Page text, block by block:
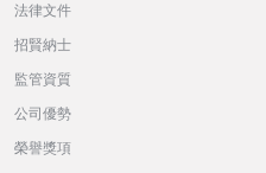
法律文件
招賢納士
監管資質
公司優勢
榮譽獎項